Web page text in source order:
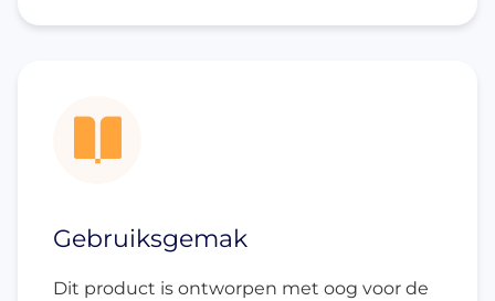
Gebruiksgemak
Dit product is ontworpen met oog voor de